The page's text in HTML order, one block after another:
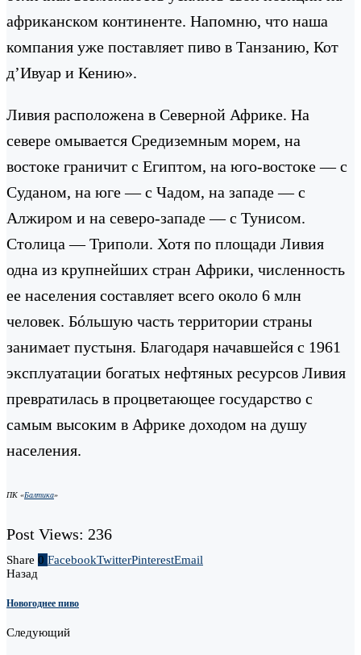
африканском континенте. Напомню, что наша
компания уже поставляет пиво в Танзанию, Кот
д’Ивуар и Кению».
Ливия расположена в Северной Африке. На
севере омывается Средиземным морем, на
востоке граничит с Египтом, на юго-востоке — с
Суданом, на юге — с Чадом, на западе — с
Алжиром и на северо-западе — с Тунисом.
Столица — Триполи. Хотя по площади Ливия
одна из крупнейших стран Африки, численность
ее населения составляет всего около 6 млн
человек. Бóльшую часть территории страны
занимает пустыня. Благодаря начавшейся с 1961
эксплуатации богатых нефтяных ресурсов Ливия
превратилась в процветающее государство с
самым высоким в Африке доходом на душу
населения.
ПК «Балтика»
Post Views: 236
Share 0 FacebookTwitterPinterestEmail
Назад
Новогоднее пиво
Следующий